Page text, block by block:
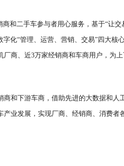
和二手车参与者用心服务，基于“让交
化“管理、运营、营销、交易”四大核
商、近3万家经销商和车商用户，为
和下游车商，借助先进的大数据和人
业发展，实现厂商、经销商、消费者